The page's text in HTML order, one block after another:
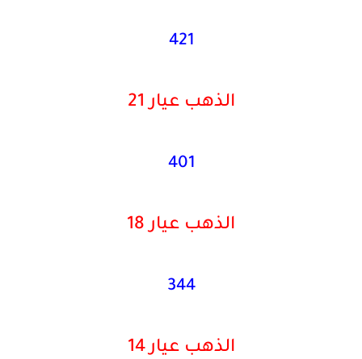
421
الذهب عيار 21
401
الذهب عيار 18
344
الذهب عيار 14